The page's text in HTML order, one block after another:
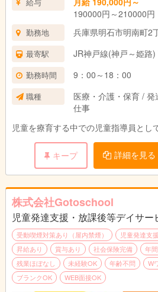
190000円～210000円
勤務地 兵庫県明石市明南町2
最寄駅 JR神戸線(神戸～姫路
勤務時間 9：00～18：00
職種
医療・介護・保育 /
仕事
児童を療育する中での児童指導員とし
キープ 詳細を見る
株式会社Gotoschool
児童発達支援・放課後等デイサ
受動喫煙対策あり（屋内禁煙）
児童発達支
昇給あり
賞与あり 社会保険完備
年
残業ほぼなし
未経験OK 年齢不問 W
ブランクOK
WEB面接OK